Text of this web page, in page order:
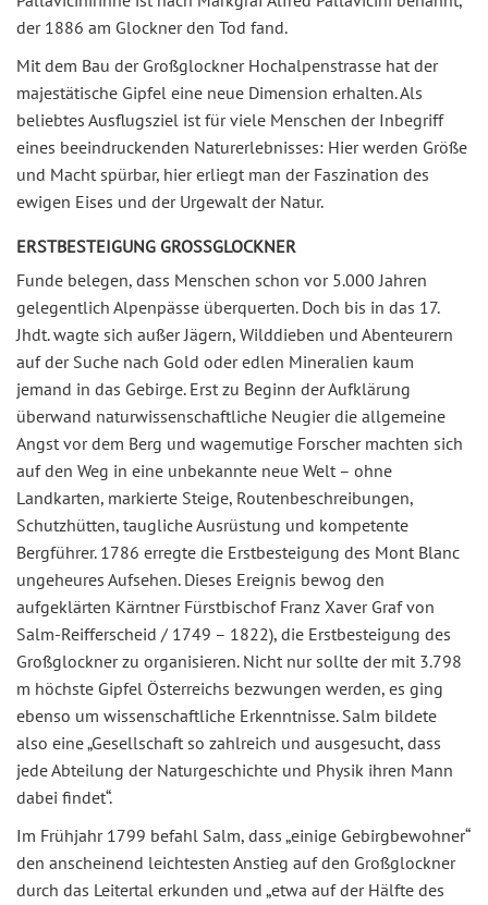
der 1886 am Glockner den Tod fand.
Mit dem Bau der Großglockner Hochalpenstrasse hat der
majestätische Gipfel eine neue Dimension erhalten. Als
beliebtes Ausflugsziel ist für viele Menschen der Inbegriff
eines beeindruckenden Naturerlebnisses: Hier werden Größe
und Macht spürbar, hier erliegt man der Faszination des
ewigen Eises und der Urgewalt der Natur.
ERSTBESTEIGUNG GROSSGLOCKNER
Funde belegen, dass Menschen schon vor 5.000 Jahren
gelegentlich Alpenpässe überquerten. Doch bis in das 17.
Jhdt. wagte sich außer Jägern, Wilddieben und Abenteurern
auf der Suche nach Gold oder edlen Mineralien kaum
jemand in das Gebirge. Erst zu Beginn der Aufklärung
überwand naturwissenschaftliche Neugier die allgemeine
Angst vor dem Berg und wagemutige Forscher machten sich
auf den Weg in eine unbekannte neue Welt – ohne
Landkarten, markierte Steige, Routenbeschreibungen,
Schutzhütten, taugliche Ausrüstung und kompetente
Bergführer. 1786 erregte die Erstbesteigung des Mont Blanc
ungeheures Aufsehen. Dieses Ereignis bewog den
aufgeklärten Kärntner Fürstbischof Franz Xaver Graf von
Salm-Reifferscheid / 1749 – 1822), die Erstbesteigung des
Großglockner zu organisieren. Nicht nur sollte der mit 3.798
m höchste Gipfel Österreichs bezwungen werden, es ging
ebenso um wissenschaftliche Erkenntnisse. Salm bildete
also eine „Gesellschaft so zahlreich und ausgesucht, dass
jede Abteilung der Naturgeschichte und Physik ihren Mann
dabei findet“.
Im Frühjahr 1799 befahl Salm, dass „einige Gebirgbewohner“
den anscheinend leichtesten Anstieg auf den Großglockner
durch das Leitertal erkunden und „etwa auf der Hälfte des